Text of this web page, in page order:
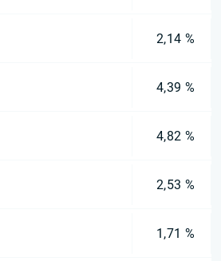
2,14 %
4,39 %
4,82 %
2,53 %
1,71 %